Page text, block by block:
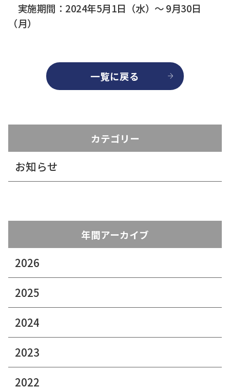
実施期間：2024年5月1日（水）～ 9月30日
（月）
一覧に戻る
カテゴリー
お知らせ
年間アーカイブ
2026
2025
2024
2023
2022